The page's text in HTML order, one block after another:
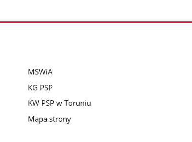
MSWiA
KG PSP
KW PSP w Toruniu
Mapa strony